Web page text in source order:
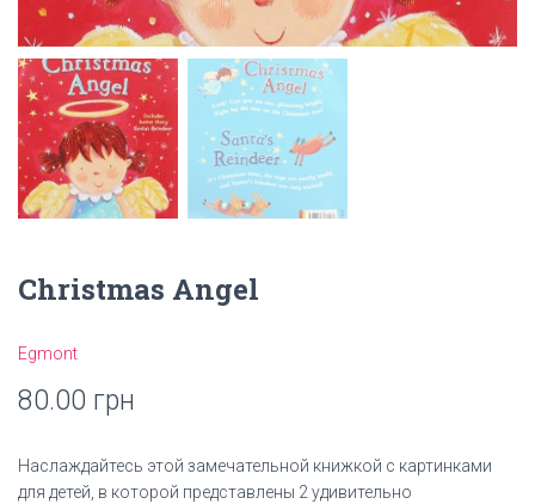
Christmas Angel
Egmont
80.00 грн
Наслаждайтесь этой замечательной книжкой с картинками
для детей, в которой представлены 2 удивительно